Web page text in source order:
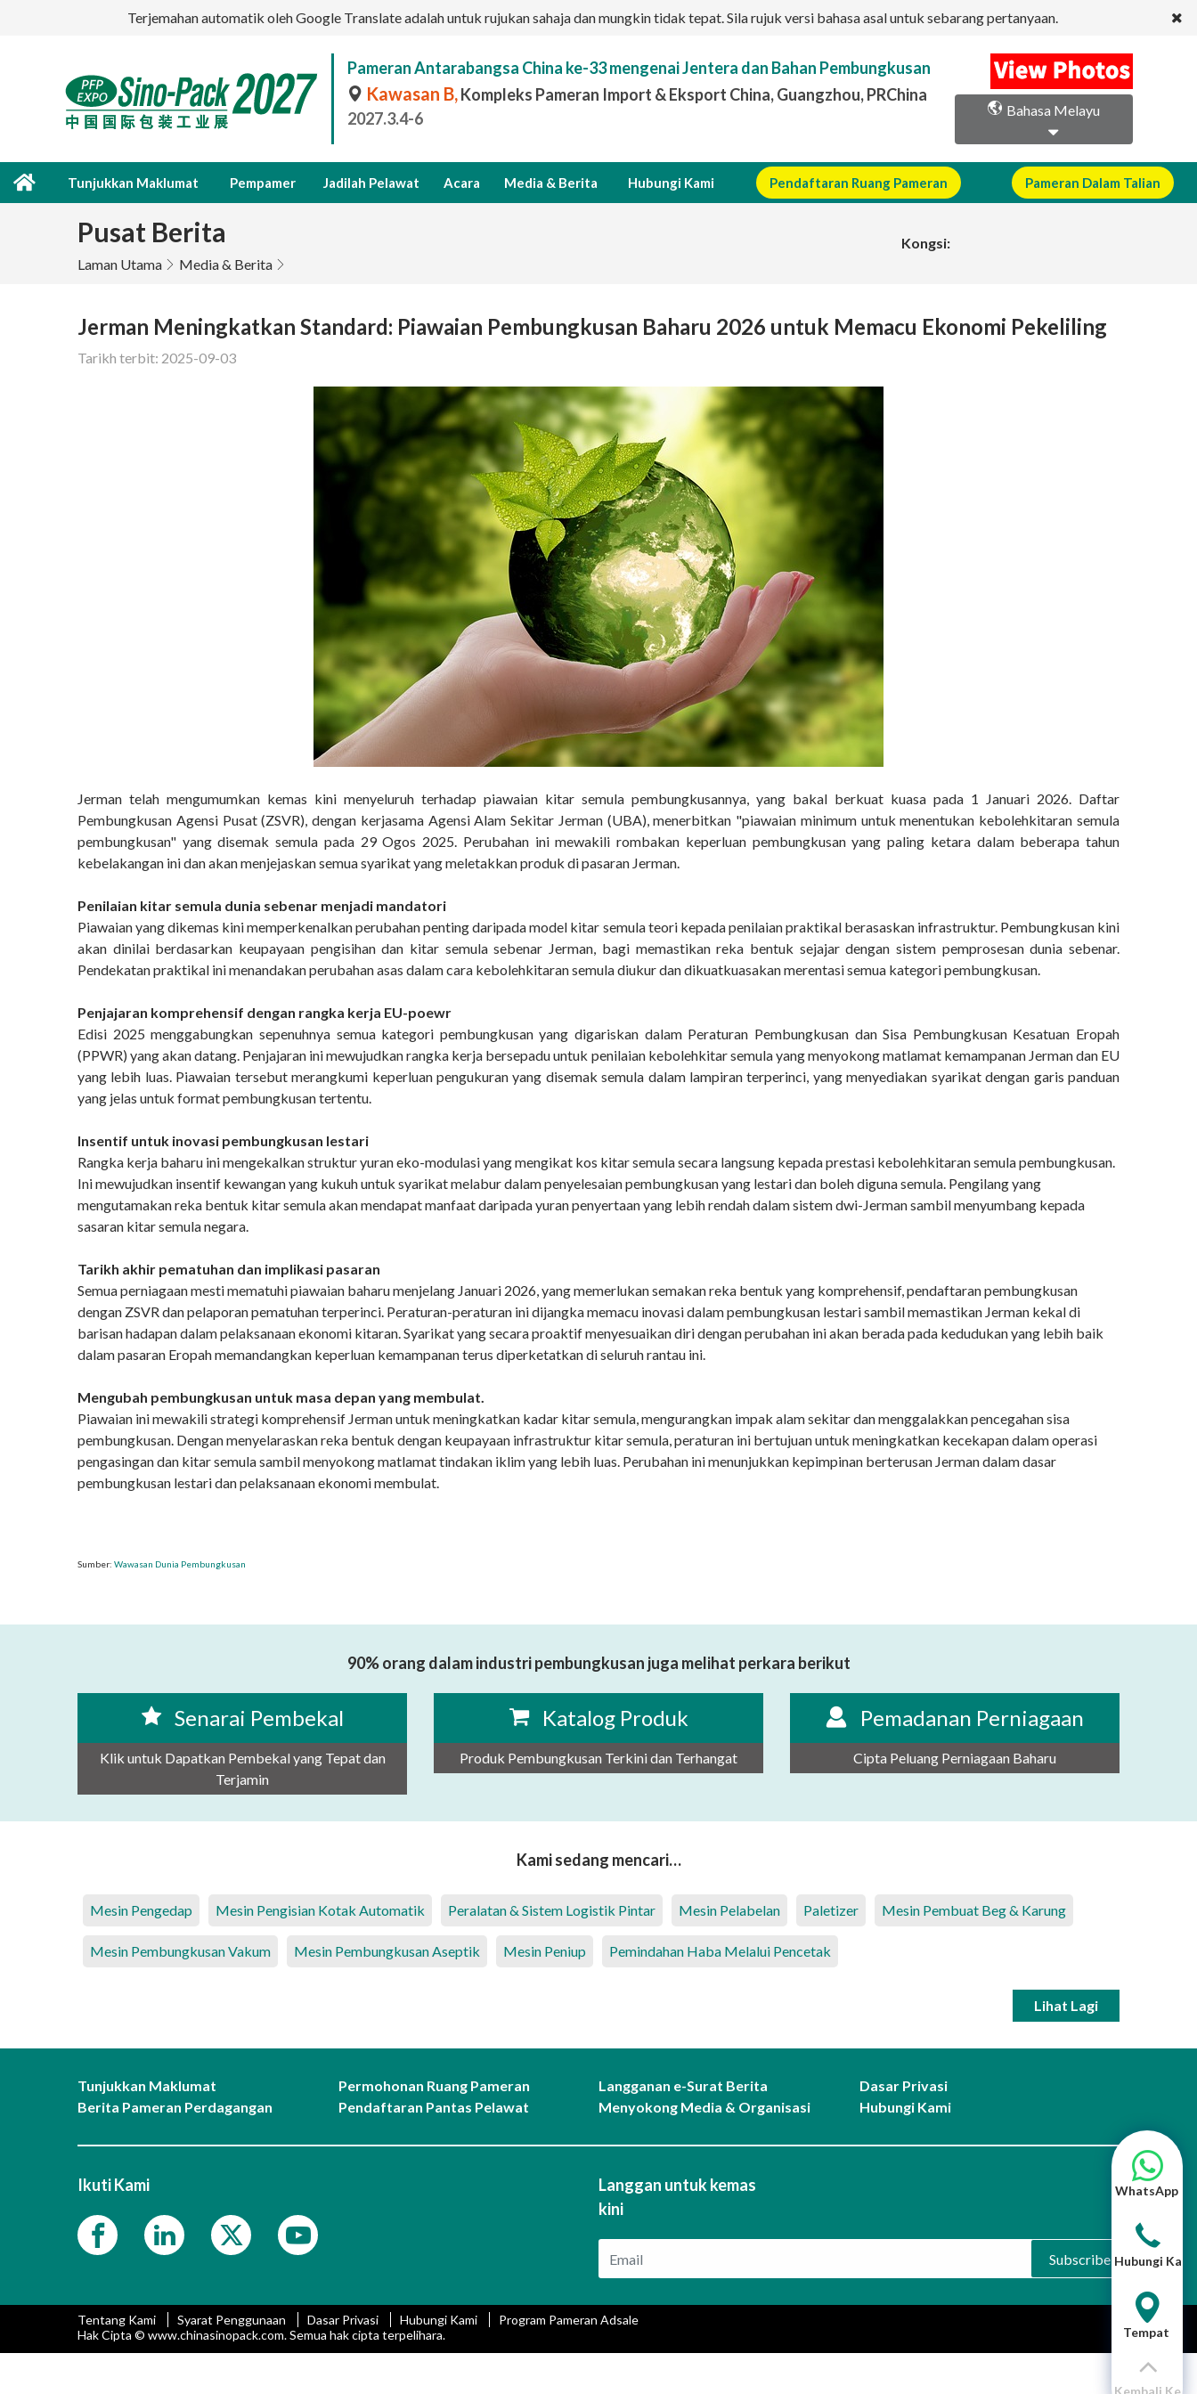
Terjemahan automatik oleh Google Translate adalah untuk rujukan sahaja dan mungkin tidak tepat. Sila rujuk versi bahasa asal untuk sebarang pertanyaan.
Pameran Antarabangsa China ke-33 mengenai Jentera dan Bahan Pembungkusan
Kawasan B,Kompleks Pameran Import & Eksport China, Guangzhou, PRChina
2027.3.4-6
Bahasa Melayu
Tunjukkan Maklumat Pempamer Jadilah Pelawat Acara Media & Berita Hubungi Kami Pendaftaran Ruang Pameran Pameran Dalam Talian
Pusat Berita
Laman Utama Media & Berita
Kongsi:
Jerman Meningkatkan Standard: Piawaian Pembungkusan Baharu 2026 untuk Memacu Ekonomi Pekeliling
Tarikh terbit: 2025-09-03
Jerman telah mengumumkan kemas kini menyeluruh terhadap piawaian kitar semula pembungkusannya, yang bakal berkuat kuasa pada 1 Januari 2026. Daftar
Pembungkusan Agensi Pusat (ZSVR), dengan kerjasama Agensi Alam Sekitar Jerman (UBA), menerbitkan "piawaian minimum untuk menentukan kebolehkitaran semula
pembungkusan" yang disemak semula pada 29 Ogos 2025. Perubahan ini mewakili rombakan keperluan pembungkusan yang paling ketara dalam beberapa tahun
kebelakangan ini dan akan menjejaskan semua syarikat yang meletakkan produk di pasaran Jerman.
Penilaian kitar semula dunia sebenar menjadi mandatori
Piawaian yang dikemas kini memperkenalkan perubahan penting daripada model kitar semula teori kepada penilaian praktikal berasaskan infrastruktur. Pembungkusan kini
akan dinilai berdasarkan keupayaan pengisihan dan kitar semula sebenar Jerman, bagi memastikan reka bentuk sejajar dengan sistem pemprosesan dunia sebenar.
Pendekatan praktikal ini menandakan perubahan asas dalam cara kebolehkitaran semula diukur dan dikuatkuasakan merentasi semua kategori pembungkusan.
Penjajaran komprehensif dengan rangka kerja EU-poewr
Edisi 2025 menggabungkan sepenuhnya semua kategori pembungkusan yang digariskan dalam Peraturan Pembungkusan dan Sisa Pembungkusan Kesatuan Eropah
(PPWR) yang akan datang. Penjajaran ini mewujudkan rangka kerja bersepadu untuk penilaian kebolehkitar semula yang menyokong matlamat kemampanan Jerman dan EU
yang lebih luas. Piawaian tersebut merangkumi keperluan pengukuran yang disemak semula dalam lampiran terperinci, yang menyediakan syarikat dengan garis panduan
yang jelas untuk format pembungkusan tertentu.
Insentif untuk inovasi pembungkusan lestari
Rangka kerja baharu ini mengekalkan struktur yuran eko-modulasi yang mengikat kos kitar semula secara langsung kepada prestasi kebolehkitaran semula pembungkusan.
Ini mewujudkan insentif kewangan yang kukuh untuk syarikat melabur dalam penyelesaian pembungkusan yang lestari dan boleh diguna semula. Pengilang yang
mengutamakan reka bentuk kitar semula akan mendapat manfaat daripada yuran penyertaan yang lebih rendah dalam sistem dwi-Jerman sambil menyumbang kepada
sasaran kitar semula negara.
Tarikh akhir pematuhan dan implikasi pasaran
Semua perniagaan mesti mematuhi piawaian baharu menjelang Januari 2026, yang memerlukan semakan reka bentuk yang komprehensif, pendaftaran pembungkusan
dengan ZSVR dan pelaporan pematuhan terperinci. Peraturan-peraturan ini dijangka memacu inovasi dalam pembungkusan lestari sambil memastikan Jerman kekal di
barisan hadapan dalam pelaksanaan ekonomi kitaran. Syarikat yang secara proaktif menyesuaikan diri dengan perubahan ini akan berada pada kedudukan yang lebih baik
dalam pasaran Eropah memandangkan keperluan kemampanan terus diperketatkan di seluruh rantau ini.
Mengubah pembungkusan untuk masa depan yang membulat.
Piawaian ini mewakili strategi komprehensif Jerman untuk meningkatkan kadar kitar semula, mengurangkan impak alam sekitar dan menggalakkan pencegahan sisa
pembungkusan. Dengan menyelaraskan reka bentuk dengan keupayaan infrastruktur kitar semula, peraturan ini bertujuan untuk meningkatkan kecekapan dalam operasi
pengasingan dan kitar semula sambil menyokong matlamat tindakan iklim yang lebih luas. Perubahan ini menunjukkan kepimpinan berterusan Jerman dalam dasar
pembungkusan lestari dan pelaksanaan ekonomi membulat.
Sumber: Wawasan Dunia Pembungkusan
90% orang dalam industri pembungkusan juga melihat perkara berikut
Senarai Pembekal
Klik untuk Dapatkan Pembekal yang Tepat dan
Terjamin
Katalog Produk
Produk Pembungkusan Terkini dan Terhangat
Pemadanan Perniagaan
Cipta Peluang Perniagaan Baharu
Kami sedang mencari…
Mesin Pengedap Mesin Pengisian Kotak Automatik Peralatan & Sistem Logistik Pintar Mesin Pelabelan Paletizer Mesin Pembuat Beg & Karung
Mesin Pembungkusan Vakum Mesin Pembungkusan Aseptik Mesin Peniup Pemindahan Haba Melalui Pencetak
Lihat Lagi
Tunjukkan Maklumat
Berita Pameran Perdagangan
Permohonan Ruang Pameran
Pendaftaran Pantas Pelawat
Langganan e-Surat Berita
Menyokong Media & Organisasi
Dasar Privasi
Hubungi Kami
Ikuti Kami
Langgan untuk kemas
kini
Subscribe
Tentang Kami Syarat Penggunaan Dasar Privasi Hubungi Kami
Program Pameran Adsale
Hak Cipta © www.chinasinopack.com. Semua hak cipta terpelihara.
WhatsApp
Hubungi Kami
Tempat